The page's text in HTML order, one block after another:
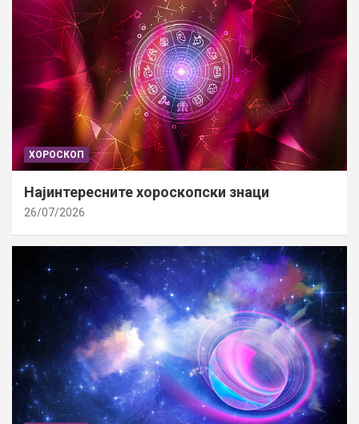
ХОРОСКОП
Најинтересните хороскопски знаци
26/07/2026